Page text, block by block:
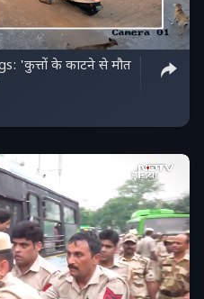
'कुत्तों के काटने से मौत